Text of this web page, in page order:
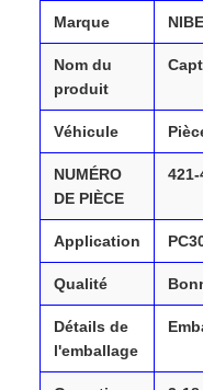
Marque
Nom du
produit
Véhicule
NUMÉRO
DE PIÈCE
421-
Application
Qualité
Détails de
l'emballage